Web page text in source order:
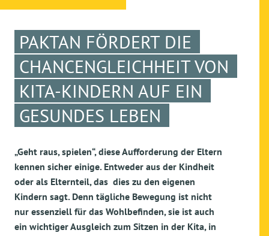
PAKTAN FÖRDERT DIE
CHANCENGLEICHHEIT VON
KITA-KINDERN AUF EIN
GESUNDES LEBEN
„Geht raus, spielen“, diese Aufforderung der Eltern
kennen sicher einige. Entweder aus der Kindheit
oder als Elternteil, das dies zu den eigenen
Kindern sagt. Denn tägliche Bewegung ist nicht
nur essenziell für das Wohlbefinden, sie ist auch
ein wichtiger Ausgleich zum Sitzen in der Kita, in